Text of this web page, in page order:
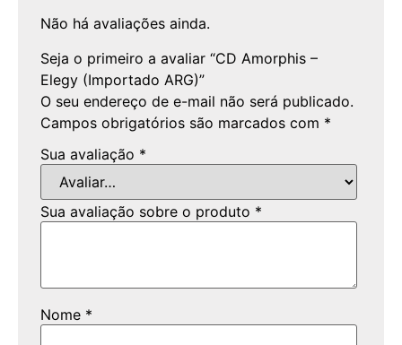
Não há avaliações ainda.
Seja o primeiro a avaliar “CD Amorphis –
Elegy (Importado ARG)”
O seu endereço de e-mail não será publicado.
Campos obrigatórios são marcados com *
Sua avaliação *
Sua avaliação sobre o produto *
Nome *